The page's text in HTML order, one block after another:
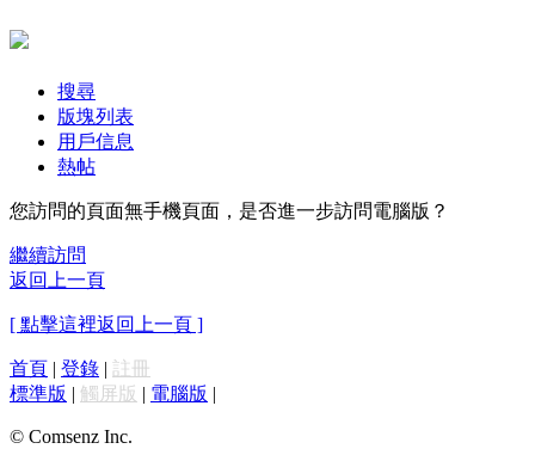
搜尋
版塊列表
用戶信息
熱帖
您訪問的頁面無手機頁面，是否進一步訪問電腦版？
繼續訪問
返回上一頁
[ 點擊這裡返回上一頁 ]
首頁 | 登錄 | 註冊
標準版 | 觸屏版 | 電腦版 |
© Comsenz Inc.